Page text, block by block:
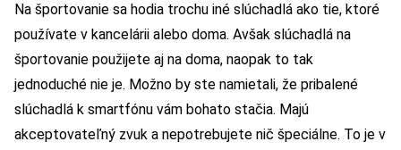
Na športovanie sa hodia trochu iné slúchadlá ako tie, ktoré
používate v kancelárii alebo doma. Avšak slúchadlá na
športovanie použijete aj na doma, naopak to tak
jednoduché nie je. Možno by ste namietali, že pribalené
slúchadlá k smartfónu vám bohato stačia. Majú
akceptovateľný zvuk a nepotrebujete nič špeciálne. To je v